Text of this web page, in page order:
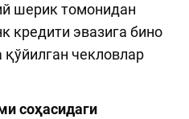
шерик томонидан
кредити эвазига бино
қўйилган чекловлар
соҳасидаги